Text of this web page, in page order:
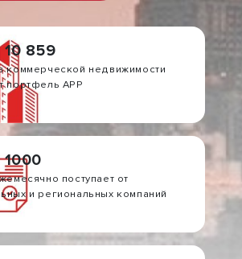
859
коммерческой недвижимости
портфель АРР
поступает от
и региональных компаний